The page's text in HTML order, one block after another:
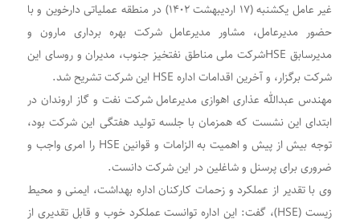
غیر عامل یکشنبه (۱۷ اردیبهشت ۱۴۰۲) در منطقه عملیاتی دارخوین و با
حضور مدیرعامل، مشاور مدیرعامل شرکت بهره برداری مارون و
مدیرسابق HSEشرکت ملی مناطق نفتخیز جنوب، مدیران و روسای این
شرکت برگزار، و آخرین اقدامات اداره HSE این شرکت تشریح شد.
مهندس عبدالله عذاری اهوازی مدیرعامل شرکت نفت و گاز اروندان در
ابتدای این نشست که همزمان با جلسه تولید هفتگی این شرکت بود،
توجه بیش از پیش و اهمیت به الزامات و قوانین HSE را امری واجب و
ضروری برای پرسنل و شاغلین در این شرکت دانست.
وی با تقدیر از عملکرد و زحمات کارکنان اداره بهداشت، ایمنی و محیط
زیست (HSE)، گفت: این اداره توانست عملکرد خوب و قابل تقدیری از